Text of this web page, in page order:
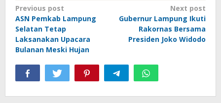
Post
navigation
Previous post
ASN Pemkab Lampung
Selatan Tetap
Laksanakan Upacara
Bulanan Meski Hujan
Next post
Gubernur Lampung Ikuti
Rakornas Bersama
Presiden Joko Widodo